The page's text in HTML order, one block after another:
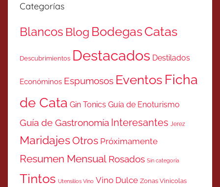
Categorías
Blancos Blog BodegasCatas
Descubrimientos Destacados Destilados
Económinos Espumosos Eventos Ficha
de Cata Gin Tonics Guía de Enoturismo
Guía de Gastronomía Interesantes Jerez
MaridajesOtros Próximamente
Resumen Mensual Rosados Sin categoría
Tintos Utensilios Vino Vino Dulce Zonas Vinicolas